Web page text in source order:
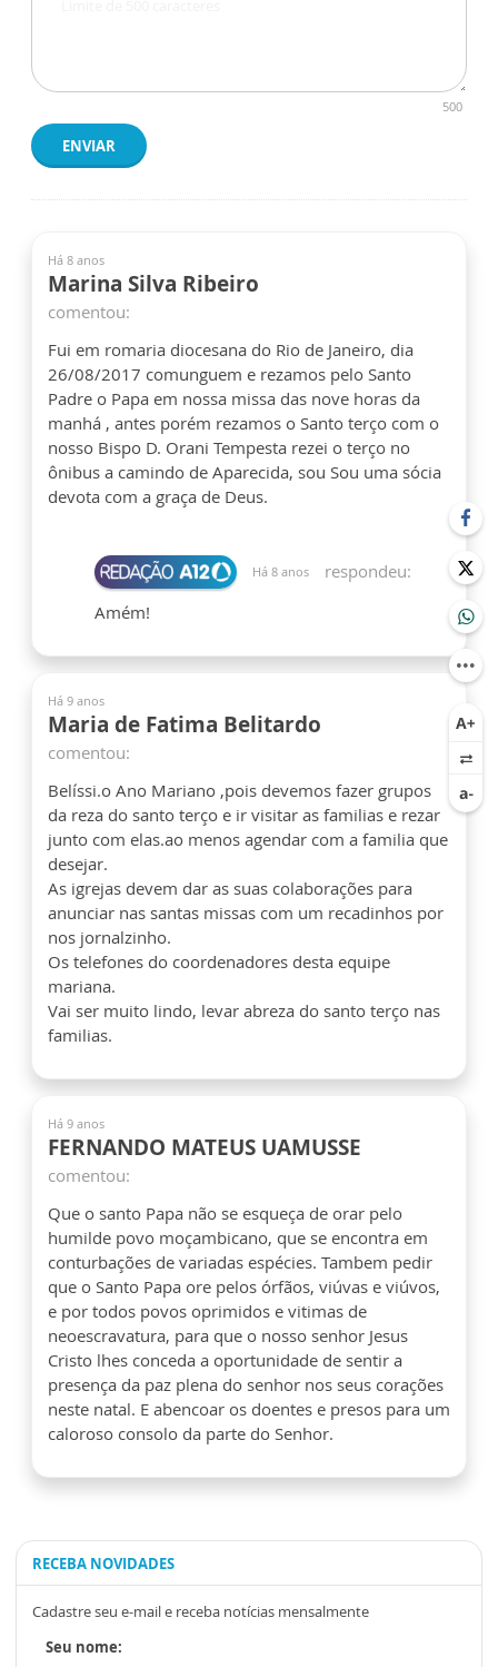
500
ENVIAR
Há 8 anos
Marina Silva Ribeiro
comentou:
Fui em romaria diocesana do Rio de Janeiro, dia
26/08/2017 comunguem e rezamos pelo Santo
Padre o Papa em nossa missa das nove horas da
manhá , antes porém rezamos o Santo terço com o
nosso Bispo D. Orani Tempesta rezei o terço no
ônibus a camindo de Aparecida, sou Sou uma sócia
devota com a graça de Deus.
Há 8 anos
respondeu:
Amém!
Há 9 anos
Maria de Fatima Belitardo
comentou:
Belíssi.o Ano Mariano ,pois devemos fazer grupos
da reza do santo terço e ir visitar as familias e rezar
junto com elas.ao menos agendar com a familia que
desejar.
As igrejas devem dar as suas colaborações para
anunciar nas santas missas com um recadinhos por
nos jornalzinho.
Os telefones do coordenadores desta equipe
mariana.
Vai ser muito lindo, levar abreza do santo terço nas
familias.
Há 9 anos
FERNANDO MATEUS UAMUSSE
comentou:
Que o santo Papa não se esqueça de orar pelo
humilde povo moçambicano, que se encontra em
conturbações de variadas espécies. Tambem pedir
que o Santo Papa ore pelos órfãos, viúvas e viúvos,
e por todos povos oprimidos e vitimas de
neoescravatura, para que o nosso senhor Jesus
Cristo lhes conceda a oportunidade de sentir a
presença da paz plena do senhor nos seus corações
neste natal. E abencoar os doentes e presos para um
caloroso consolo da parte do Senhor.
RECEBA NOVIDADES
Cadastre seu e-mail e receba notícias mensalmente
Seu nome: